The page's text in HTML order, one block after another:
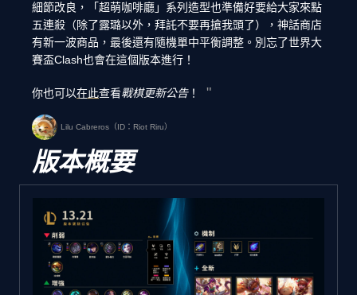
細節改良，「超萌咖啡廳」系列造型也準備好要給大家來點
五連殺（除了露璐以外，拜託不要再搶我頭了），神話商店
有新一波商品，最後還有隨機單中平衡調整。別忘了世界大
賽盃Clash也會在這個版本進行！
你也可以在此查看戰棋更新公告！
Lilu Cabreros（ID：Riot Riru）
版本概要